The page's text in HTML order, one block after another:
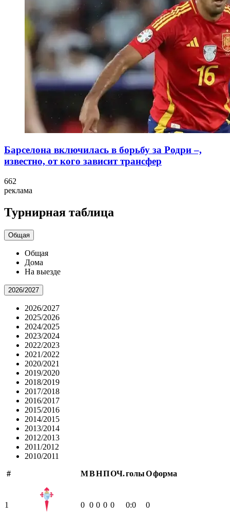
Барселона включилась в борьбу за Родри –,
известно, от кого зависит трансфер
662
реклама
Турнирная таблица
Общая
Общая
Дома
На выезде
2026/2027
2026/2027
2025/2026
2024/2025
2023/2024
2022/2023
2021/2022
2020/2021
2019/2020
2018/2019
2017/2018
2016/2017
2015/2016
2014/2015
2013/2014
2012/2013
2011/2012
2010/2011
#
МВНПОЧ.голыОформа
1 0 0 0 0 0 0:0 0